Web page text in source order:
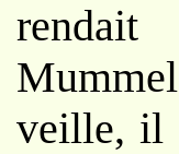
veille, il